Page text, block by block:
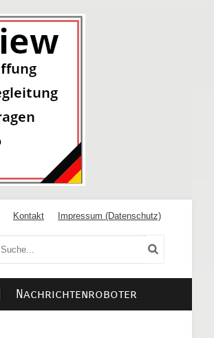
Kontakt Impressum (Datenschutz)
Nachrichtenroboter